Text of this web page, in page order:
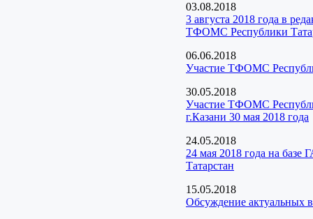
03.08.2018
3 августа 2018 года в
ТФОМС Республики
06.06.2018
Участие ТФОМС
30.05.2018
Участие ТФОМС
г.Казани 30 мая 2018 года
24.05.2018
24 мая 2018 года на
Татарстан
15.05.2018
Обсуждение актуальных